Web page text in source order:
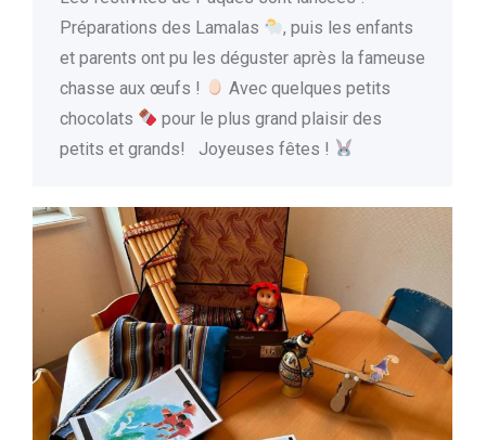
Préparations des Lamalas
, puis les enfants
et parents ont pu les déguster après la fameuse
chasse aux œufs !
Avec quelques petits
chocolats
pour le plus grand plaisir des
petits et grands! Joyeuses fêtes !